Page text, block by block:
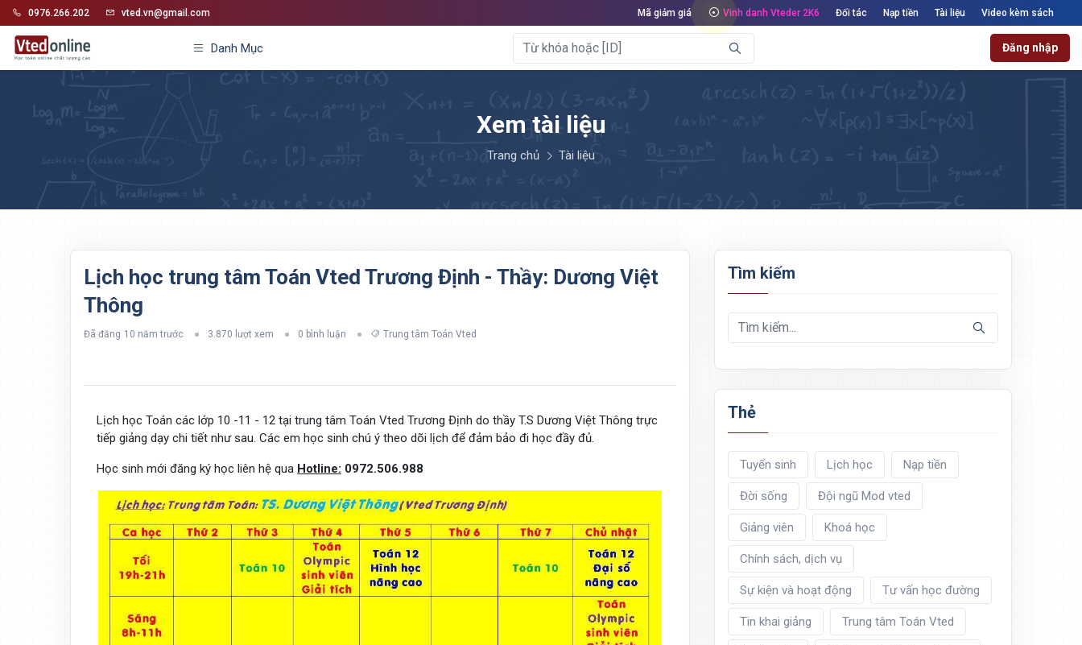
0976.266.202 vted.vn@gmail.com Mã giảm giá Vinh danh Vteder 2K6 Đối tác Nạp tiền Tài liệu Video kèm sách
Danh Mục Đăng nhập
Xem tài liệu
Trang chủ Tài liệu
Lịch học trung tâm Toán Vted Trương Định - Thầy: Dương Việt
Thông
Đã đăng 10 năm trước 3.870 lượt xem 0 bình luận Trung tâm Toán Vted
Lịch học Toán các lớp 10 -11 - 12 tại trung tâm Toán Vted Trương Định do thầy T.S Dương Việt Thông trực
tiếp giảng dạy chi tiết như sau. Các em học sinh chú ý theo dõi lịch để đảm bảo đi học đầy đủ.
Học sinh mới đăng ký học liên hệ qua Hotline: 0972.506.988
Tìm kiếm
Thẻ
Tuyển sinh Lịch học Nạp tiền
Đời sống Đội ngũ Mod vted
Giảng viên Khoá học
Chính sách, dịch vụ
Sự kiện và hoạt động Tư vấn học đường
Tin khai giảng Trung tâm Toán Vted